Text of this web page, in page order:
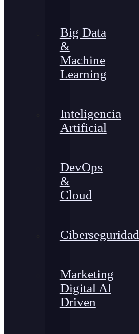
Big Data
&
Machine
Learning
Inteligencia
Artificial
DevOps
&
Cloud
Ciberseguridad
Marketing
Digital Al
Driven